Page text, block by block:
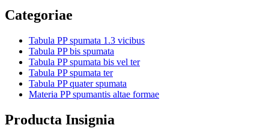
Categoriae
Tabula PP spumata 1.3 vicibus
Tabula PP bis spumata
Tabula PP spumata bis vel ter
Tabula PP spumata ter
Tabula PP quater spumata
Materia PP spumantis altae formae
Producta Insignia